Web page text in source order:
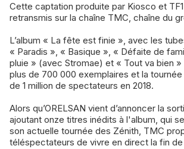
Cette captation produite par Kiosco et
retransmis sur la chaîne TMC, chaîne du
L’album « La fête est finie », avec les
« Paradis », « Basique », « Défaite de
pluie » (avec Stromae) et « Tout va bien »
plus de 700 000 exemplaires et la
de 1 million de spectateurs en 2018.
Alors qu’ORELSAN vient d’annoncer la
ajoutant onze titres inédits à l'album, qui
son actuelle tournée des Zénith, TMC
téléspectateurs de vivre en direct la fin